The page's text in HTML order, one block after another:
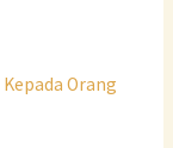
Orang